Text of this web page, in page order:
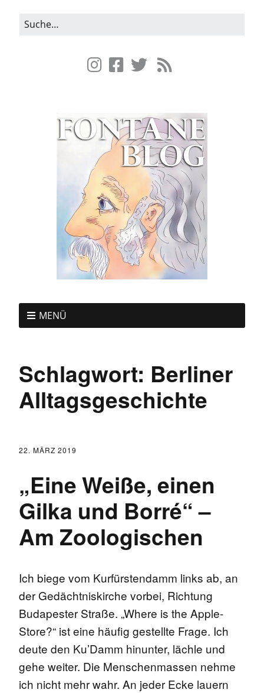
MENÜ
Schlagwort: Berliner
Alltagsgeschichte
22. MÄRZ 2019
„Eine Weiße, einen
Gilka und Borré“ –
Am Zoologischen
Ich biege vom Kurfürstendamm links ab, an
der Gedächtniskirche vorbei, Richtung
Budapester Straße. „Where is the Apple-
Store?“ ist eine häufig gestellte Frage. Ich
deute den Ku’Damm hinunter, lächle und
gehe weiter. Die Menschenmassen nehme
ich nicht mehr wahr. An jeder Ecke lauern